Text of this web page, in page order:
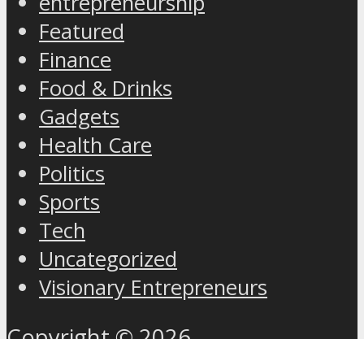
Featured
Finance
Food & Drinks
Gadgets
Health Care
Politics
Sports
Tech
Uncategorized
Visionary Entrepreneurs